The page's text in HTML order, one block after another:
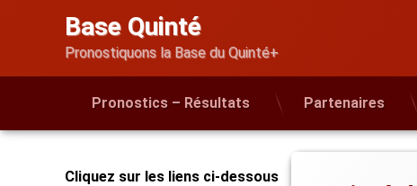
Base Quinté
Pronostiquons la Base du Quinté+
Pronostics – Résultats Partenaires
Cliquez sur les liens ci-dessous